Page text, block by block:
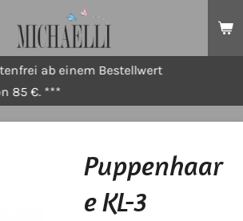
ab einem Bestellwert
85 €. ***
Puppenhaar
e KL-3